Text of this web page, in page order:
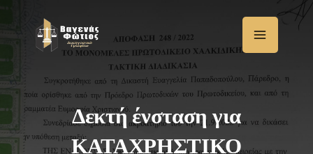
Δεκτή ένσταση για
ΚΑΤΑΧΡΗΣΤΙΚΟ